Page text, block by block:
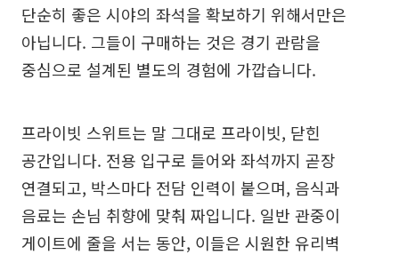
단순히 좋은 시야의 좌석을 확보하기 위해서만은
아닙니다. 그들이 구매하는 것은 경기 관람을
중심으로 설계된 별도의 경험에 가깝습니다.
프라이빗 스위트는 말 그대로 프라이빗, 닫힌
공간입니다. 전용 입구로 들어와 좌석까지 곧장
연결되고, 박스마다 전담 인력이 붙으며, 음식과
음료는 손님 취향에 맞춰 짜입니다. 일반 관중이
게이트에 줄을 서는 동안, 이들은 시원한 유리벽